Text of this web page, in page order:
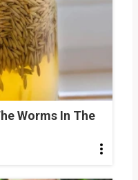
Worms In The